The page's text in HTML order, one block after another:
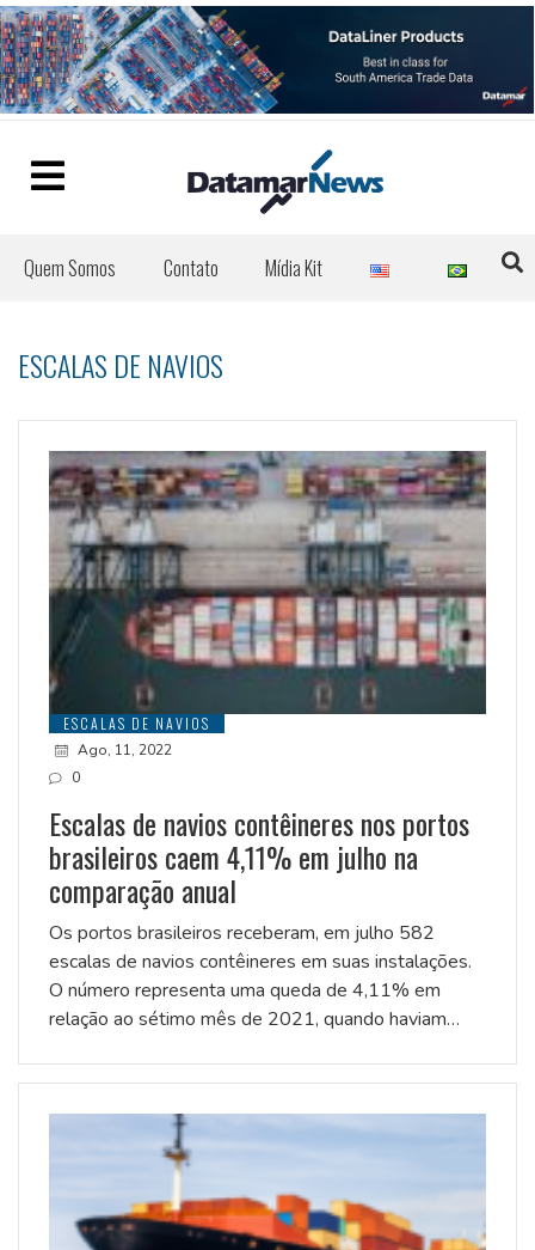
Quem Somos Contato Mídia Kit
ESCALAS DE NAVIOS
ESCALAS DE NAVIOS
Ago, 11, 2022
0
Escalas de navios contêineres nos portos
brasileiros caem 4,11% em julho na
comparação anual
Os portos brasileiros receberam, em julho 582
escalas de navios contêineres em suas instalações.
O número representa uma queda de 4,11% em
relação ao sétimo mês de 2021, quando haviam…